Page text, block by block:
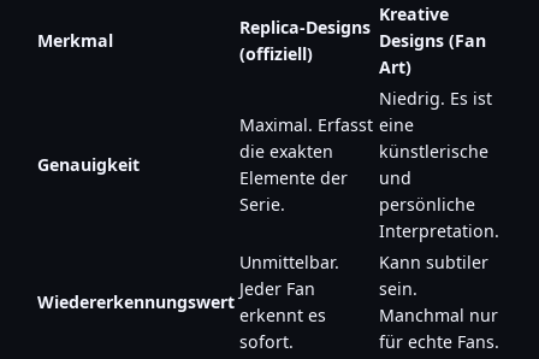
Merkmal
Replica-Designs
(offiziell)
Kreative
Designs (Fan
Art)
Genauigkeit
Maximal. Erfasst
die exakten
Elemente der
Serie.
Niedrig. Es ist
eine
künstlerische
und
persönliche
Interpretation.
Wiedererkennungswert
Unmittelbar.
Jeder Fan
erkennt es
sofort.
Kann subtiler
sein.
Manchmal nur
für echte Fans.